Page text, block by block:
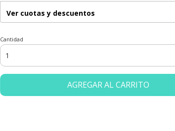
Ver cuotas y descuentos
Cantidad
AGREGAR AL CARRITO